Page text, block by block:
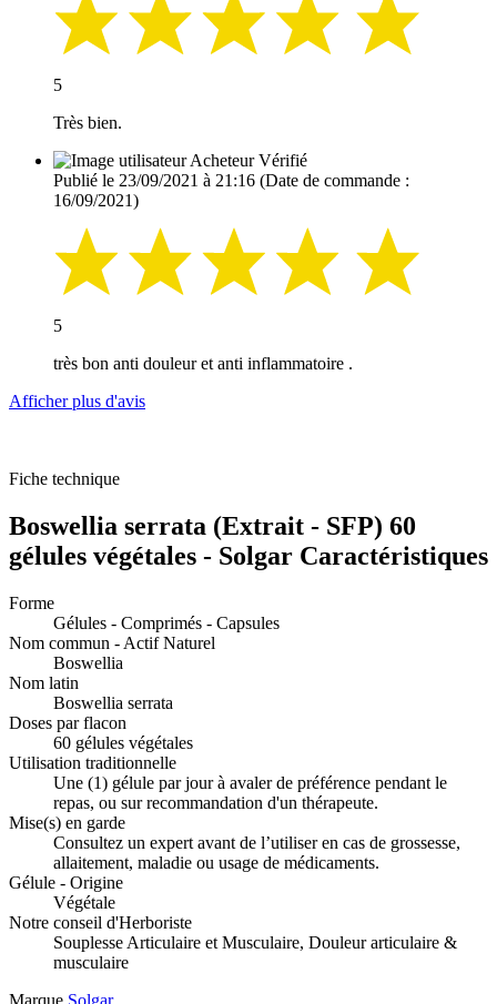
5
Très bien.
Acheteur Vérifié
Publié le 23/09/2021 à 21:16 (Date de commande :
16/09/2021)
5
très bon anti douleur et anti inflammatoire .
Afficher plus d'avis
Fiche technique
Boswellia serrata (Extrait - SFP) 60
gélules végétales - Solgar Caractéristiques
Forme
Gélules - Comprimés - Capsules
Nom commun - Actif Naturel
Boswellia
Nom latin
Boswellia serrata
Doses par flacon
60 gélules végétales
Utilisation traditionnelle
Une (1) gélule par jour à avaler de préférence pendant le
repas, ou sur recommandation d'un thérapeute.
Mise(s) en garde
Consultez un expert avant de l’utiliser en cas de grossesse,
allaitement, maladie ou usage de médicaments.
Gélule - Origine
Végétale
Notre conseil d'Herboriste
Souplesse Articulaire et Musculaire, Douleur articulaire &
musculaire
Marque Solgar